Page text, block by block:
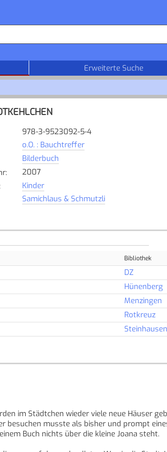
Erweiterte Suche
978-3-9523092-5-4
o.O. : Bauchtreffer
Bilderbuch
:
2007
Kinder
Samichlaus & Schmutzli
Bibliothek
DZ
Hünenberg
Menzingen
Rotkreuz
Steinhausen
im Städtchen wieder viele neue Häuser
besuchen musste als bisher und prompt
Buch nichts über die kleine Joana steht.